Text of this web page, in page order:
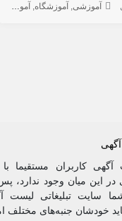
آموزشی آموزشگاه آموزش تخصصی
آگهی کاربران مستقیما
این میان وجود ندارد،
سایت تبلیغاتی لیست
خودشان جنبه‌های مختلف